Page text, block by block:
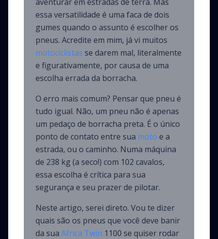
essa versatilidade é uma faca de dois
gumes quando o assunto é escolher os
pneus. Acredite em mim, já vi muitos
motociclistas se darem mal, literalmente
e figurativamente, por causa de uma
escolha errada da borracha.
O erro mais comum? Pensar que pneu é
tudo igual. Não, um pneu não é apenas
um pedaço de borracha preta. É o único
ponto de contato entre sua moto e a
estrada, ou o caminho. Numa máquina
de 238 kg (a seco!) com 102 cavalos,
essa escolha é crítica para sua
segurança e seu prazer de pilotar.
Neste artigo, serei direto. Vou te dizer
quais são os pneus que você deve banir
da sua Africa Twin 1100 se quiser rodar